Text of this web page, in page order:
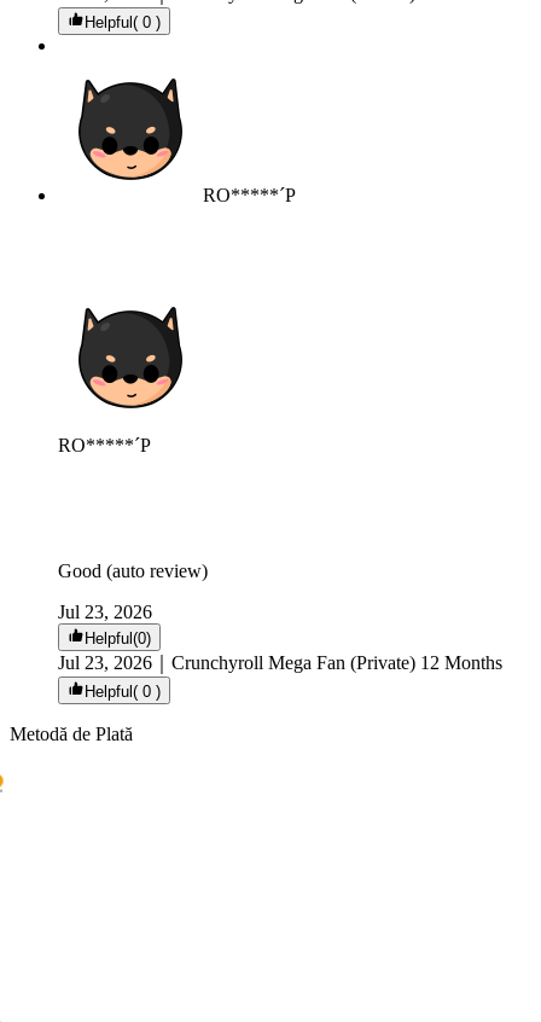
Helpful( 0 )
RO*****´P
RO*****´P
Good (auto review)
Jul 23, 2026
Helpful(0)
Jul 23, 2026 Crunchyroll Mega Fan (Private) 12 Months
Helpful( 0 )
Metodă de Plată